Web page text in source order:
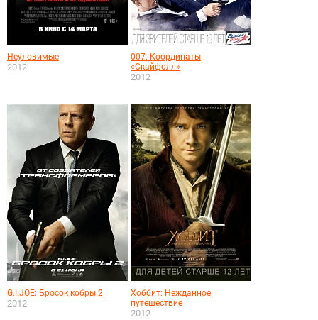
Неуловимые
2012
007: Координаты
«Скайфолл»
2012
G.I.JOE: Бросок кобры 2
2012
Хоббит: Нежданное
путешествие
2012